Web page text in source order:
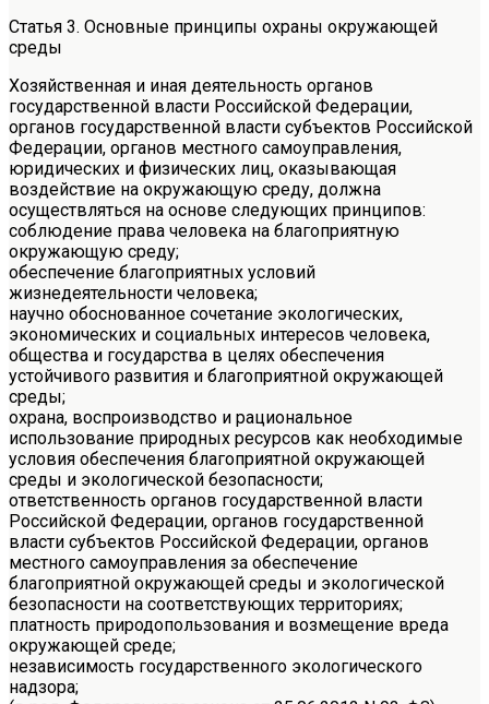
Статья 3. Основные принципы охраны окружающей
среды
Хозяйственная и иная деятельность органов
государственной власти Российской Федерации,
органов государственной власти субъектов Российской
Федерации, органов местного самоуправления,
юридических и физических лиц, оказывающая
воздействие на окружающую среду, должна
осуществляться на основе следующих принципов:
соблюдение права человека на благоприятную
окружающую среду;
обеспечение благоприятных условий
жизнедеятельности человека;
научно обоснованное сочетание экологических,
экономических и социальных интересов человека,
общества и государства в целях обеспечения
устойчивого развития и благоприятной окружающей
среды;
охрана, воспроизводство и рациональное
использование природных ресурсов как необходимые
условия обеспечения благоприятной окружающей
среды и экологической безопасности;
ответственность органов государственной власти
Российской Федерации, органов государственной
власти субъектов Российской Федерации, органов
местного самоуправления за обеспечение
благоприятной окружающей среды и экологической
безопасности на соответствующих территориях;
платность природопользования и возмещение вреда
окружающей среде;
независимость государственного экологического
надзора;